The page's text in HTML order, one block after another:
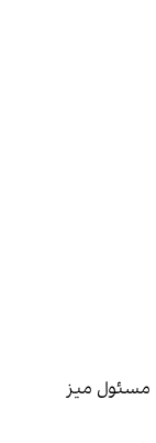
مسئول میز